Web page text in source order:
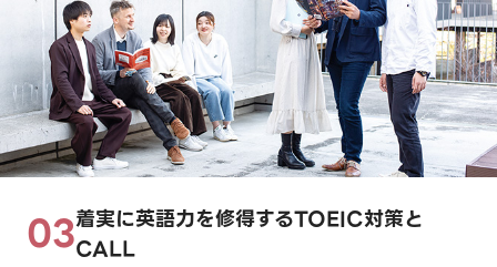
着実に英語力を修得するTOEIC対策と
CALL